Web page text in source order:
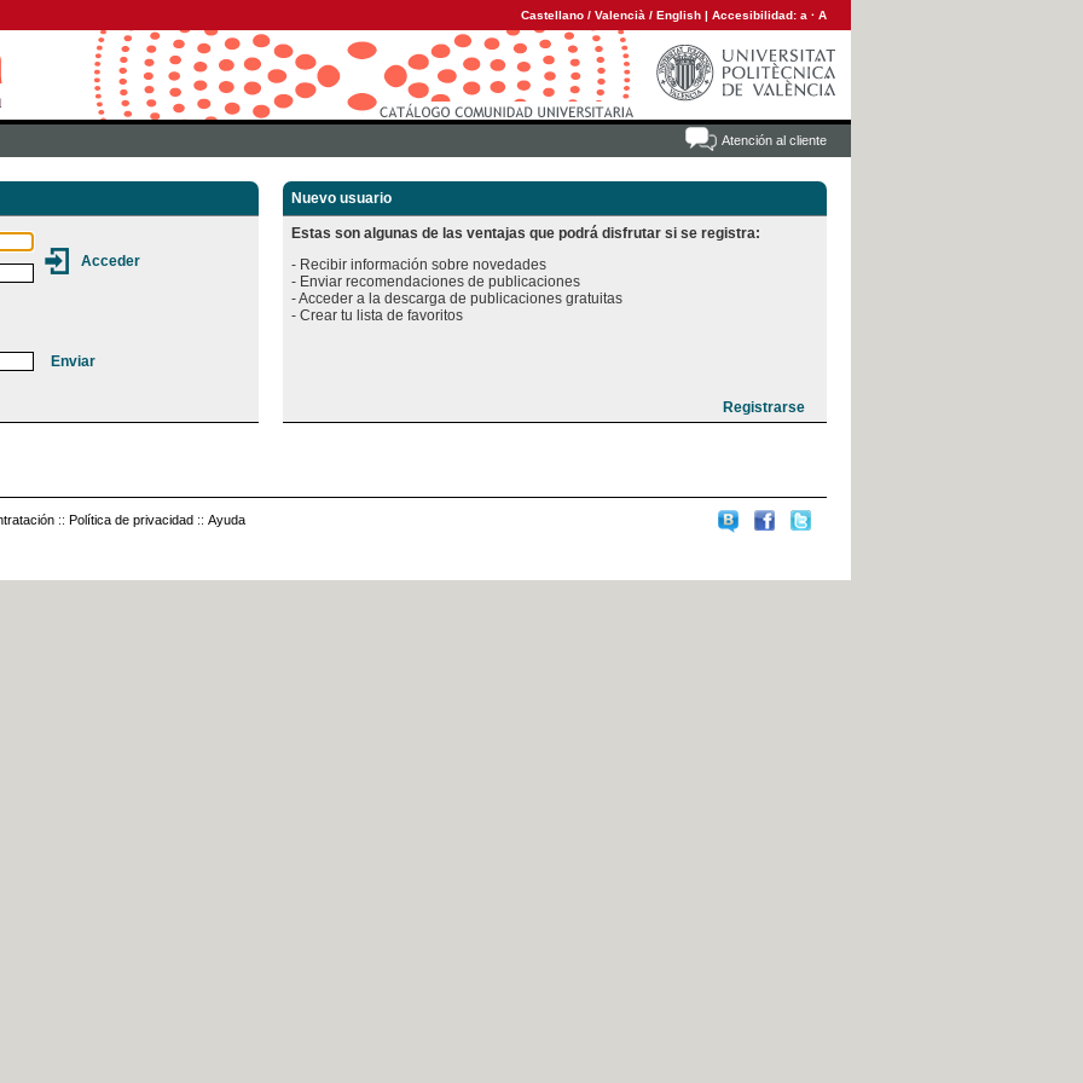
Castellano / Valencià / English | Accesibilidad: a · A
Atención al cliente
Nuevo usuario
Estas son algunas de las ventajas que podrá disfrutar si se registra:
- Recibir información sobre novedades
- Enviar recomendaciones de publicaciones
- Acceder a la descarga de publicaciones gratuitas
:: Política de privacidad :: Ayuda